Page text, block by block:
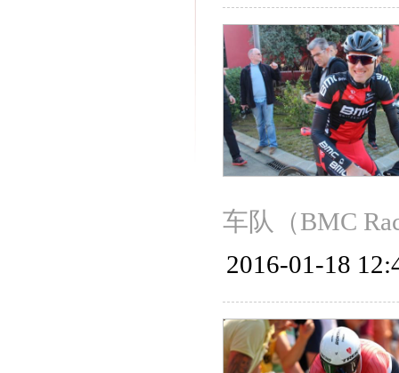
车队（BMC
2016-01-18